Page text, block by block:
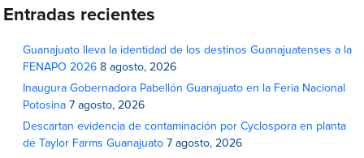
Entradas recientes
Guanajuato lleva la identidad de los destinos Guanajuatenses a la
FENAPO 2026 8 agosto, 2026
Inaugura Gobernadora Pabellón Guanajuato en la Feria Nacional
Potosina 7 agosto, 2026
Descartan evidencia de contaminación por Cyclospora en planta
de Taylor Farms Guanajuato 7 agosto, 2026